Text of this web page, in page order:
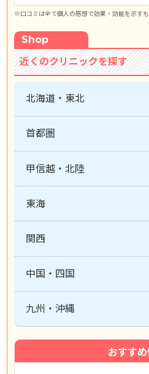
※口コミは全て個人の感想で効果・効能を示すも
Shop
近くのクリニックを探す
北海道・東北
首都圏
甲信越・北陸
東海
関西
中国・四国
九州・沖縄
おすす